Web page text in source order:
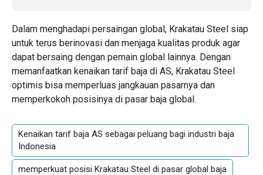
Dalam menghadapi persaingan global, Krakatau Steel siap
untuk terus berinovasi dan menjaga kualitas produk agar
dapat bersaing dengan pemain global lainnya. Dengan
memanfaatkan kenaikan tarif baja di AS, Krakatau Steel
optimis bisa memperluas jangkauan pasarnya dan
memperkokoh posisinya di pasar baja global.
Kenaikan tarif baja AS sebagai peluang bagi industri baja
Indonesia
memperkuat posisi Krakatau Steel di pasar global baja